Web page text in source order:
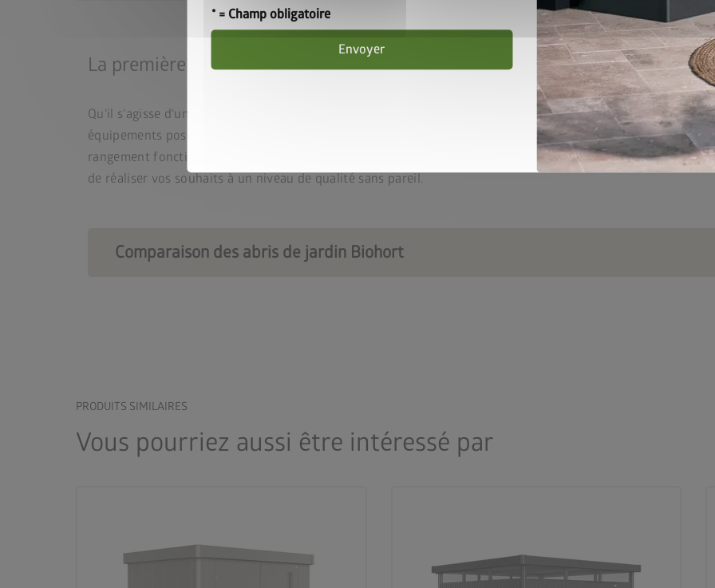
La première dépendance haut de gamme avec des parois latérales isolées
Qu‘il s‘agisse d‘un abri de jardin, d‘un atelier de bricolage ou d’un espace de loisirs, l’abri de jardin isolé
équipements possibles, d‘une flexibilité unique en son genre qui lui permet de s‘adapter exactement à vos
rangement fonctionnel, un refuge hivernal pour vos plantes ou vous avez envie d’une oasis de calme en
de réaliser vos souhaits à un niveau de qualité sans pareil.
Comparaison des abris de jardin Biohort
PRODUITS SIMILAIRES
Vous pourriez aussi être intéressé par
* = Champ obligatoire
Envoyer